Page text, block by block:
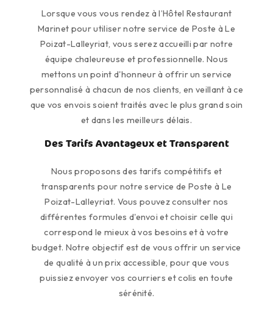
Lorsque vous vous rendez à l’Hôtel Restaurant
Marinet pour utiliser notre service de Poste à Le
Poizat-Lalleyriat, vous serez accueilli par notre
équipe chaleureuse et professionnelle. Nous
mettons un point d'honneur à offrir un service
personnalisé à chacun de nos clients, en veillant à ce
que vos envois soient traités avec le plus grand soin
et dans les meilleurs délais.
Des Tarifs Avantageux et Transparent
Nous proposons des tarifs compétitifs et
transparents pour notre service de Poste à Le
Poizat-Lalleyriat. Vous pouvez consulter nos
différentes formules d'envoi et choisir celle qui
correspond le mieux à vos besoins et à votre
budget. Notre objectif est de vous offrir un service
de qualité à un prix accessible, pour que vous
puissiez envoyer vos courriers et colis en toute
sérénité.